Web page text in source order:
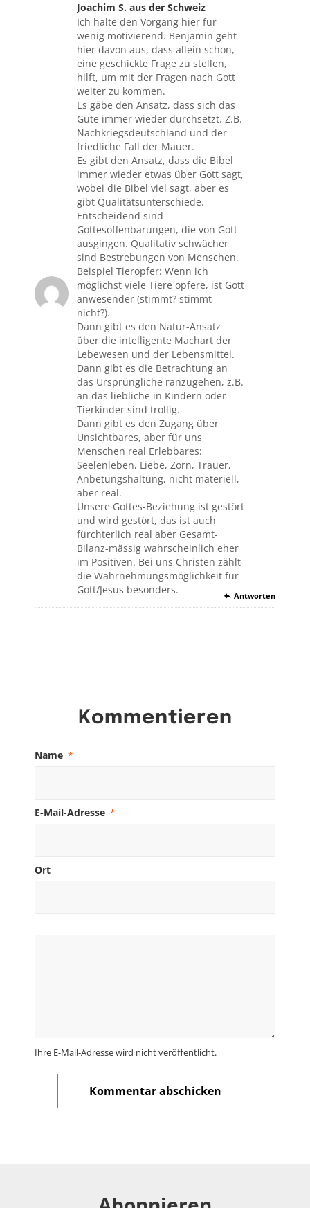
Joachim S. aus der Schweiz
sagte:
Ich halte den Vorgang hier für
wenig motivierend. Benjamin geht
hier davon aus, dass allein schon,
eine geschickte Frage zu stellen,
hilft, um mit der Fragen nach Gott
weiter zu kommen.
Es gäbe den Ansatz, dass sich das
Gute immer wieder durchsetzt. Z.B.
Nachkriegsdeutschland und der
friedliche Fall der Mauer.
Es gibt den Ansatz, dass die Bibel
immer wieder etwas über Gott sagt,
wobei die Bibel viel sagt, aber es
gibt Qualitätsunterschiede.
Entscheidend sind
Gottesoffenbarungen, die von Gott
ausgingen. Qualitativ schwächer
sind Bestrebungen von Menschen.
Beispiel Tieropfer: Wenn ich
möglichst viele Tiere opfere, ist Gott
anwesender (stimmt? stimmt
nicht?).
Dann gibt es den Natur-Ansatz
über die intelligente Machart der
Lebewesen und der Lebensmittel.
Dann gibt es die Betrachtung an
das Ursprüngliche ranzugehen, z.B.
an das liebliche in Kindern oder
Tierkinder sind trollig.
Dann gibt es den Zugang über
Unsichtbares, aber für uns
Menschen real Erlebbares:
Seelenleben, Liebe, Zorn, Trauer,
Anbetungshaltung, nicht materiell,
aber real.
Unsere Gottes-Beziehung ist gestört
und wird gestört, das ist auch
fürchterlich real aber Gesamt-
Bilanz-mässig wahrscheinlich eher
im Positiven. Bei uns Christen zählt
die Wahrnehmungsmöglichkeit für
Gott/Jesus besonders.
Antworten
Kommentieren
Name *
E-Mail-Adresse *
Ort
Ihre E-Mail-Adresse wird nicht veröffentlicht.